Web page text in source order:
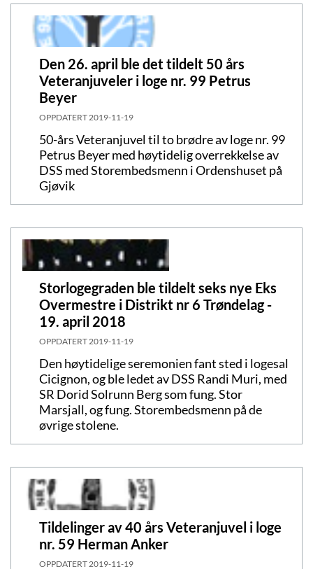
Den 26. april ble det tildelt 50 års
Veteranjuveler i loge nr. 99 Petrus
Beyer
OPPDATERT 2019-11-19
50-års Veteranjuvel til to brødre av loge nr. 99
Petrus Beyer med høytidelig overrekkelse av
DSS med Storembedsmenn i Ordenshuset på
Gjøvik
Storlogegraden ble tildelt seks nye Eks
Overmestre i Distrikt nr 6 Trøndelag -
19. april 2018
OPPDATERT 2019-11-19
Den høytidelige seremonien fant sted i logesal
Cicignon, og ble ledet av DSS Randi Muri, med
SR Dorid Solrunn Berg som fung. Stor
Marsjall, og fung. Storembedsmenn på de
øvrige stolene.
Tildelinger av 40 års Veteranjuvel i loge
nr. 59 Herman Anker
OPPDATERT 2019-11-19